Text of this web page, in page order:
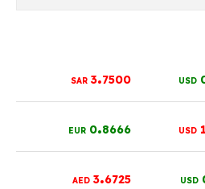
USD
3.7500
SAR
1
USD
0.8666
EUR
USD
3.6725
AED